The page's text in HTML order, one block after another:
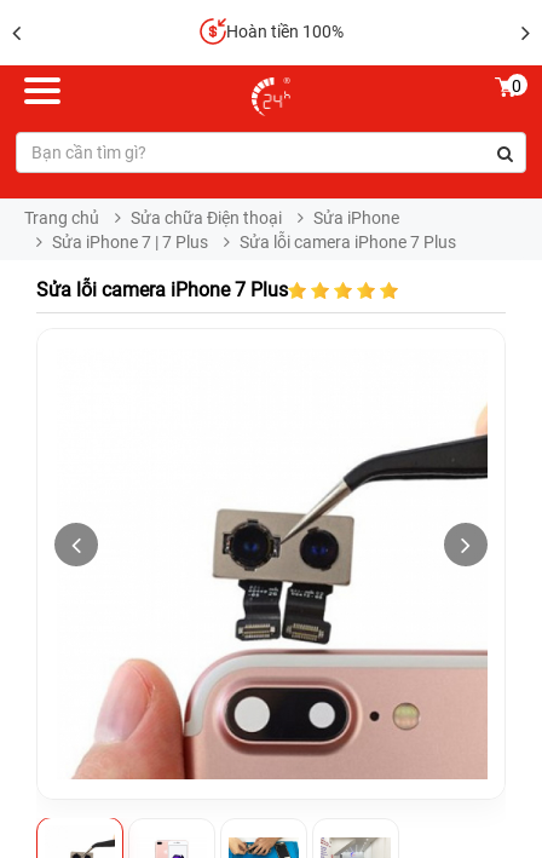
Hoàn tiền 100%
0
Trang chủ Sửa chữa Điện thoại
Sửa iPhone
Sửa iPhone 7 | 7 Plus
Sửa lỗi camera iPhone 7 Plus
Sửa lỗi camera iPhone 7 Plus